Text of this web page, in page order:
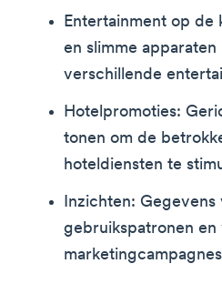
Entertainment op de
en slimme
verschillende
Hotelpromoties:
tonen om de
hoteldiensten te
Inzichten:
gebruikspatronen